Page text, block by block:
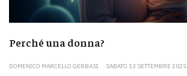
Perché una donna?
DOMENICO MARCELLO GERBASI SABATO 13 SETTEMBRE 2025